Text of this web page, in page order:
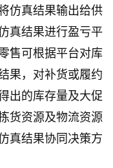
仿真结果输出给供
真结果进行盈亏平
售可根据平台对库
果，对补货或履约
出的库存量及大促
货资源及物流资源
真结果协同决策方